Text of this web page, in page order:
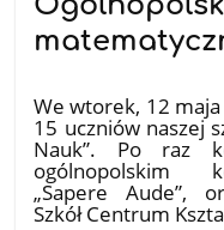
We wtorek, 12
15 uczniów naszej
Nauk”. Po raz
ogólnopolskim
„Sapere Aude”,
Szkół Centrum